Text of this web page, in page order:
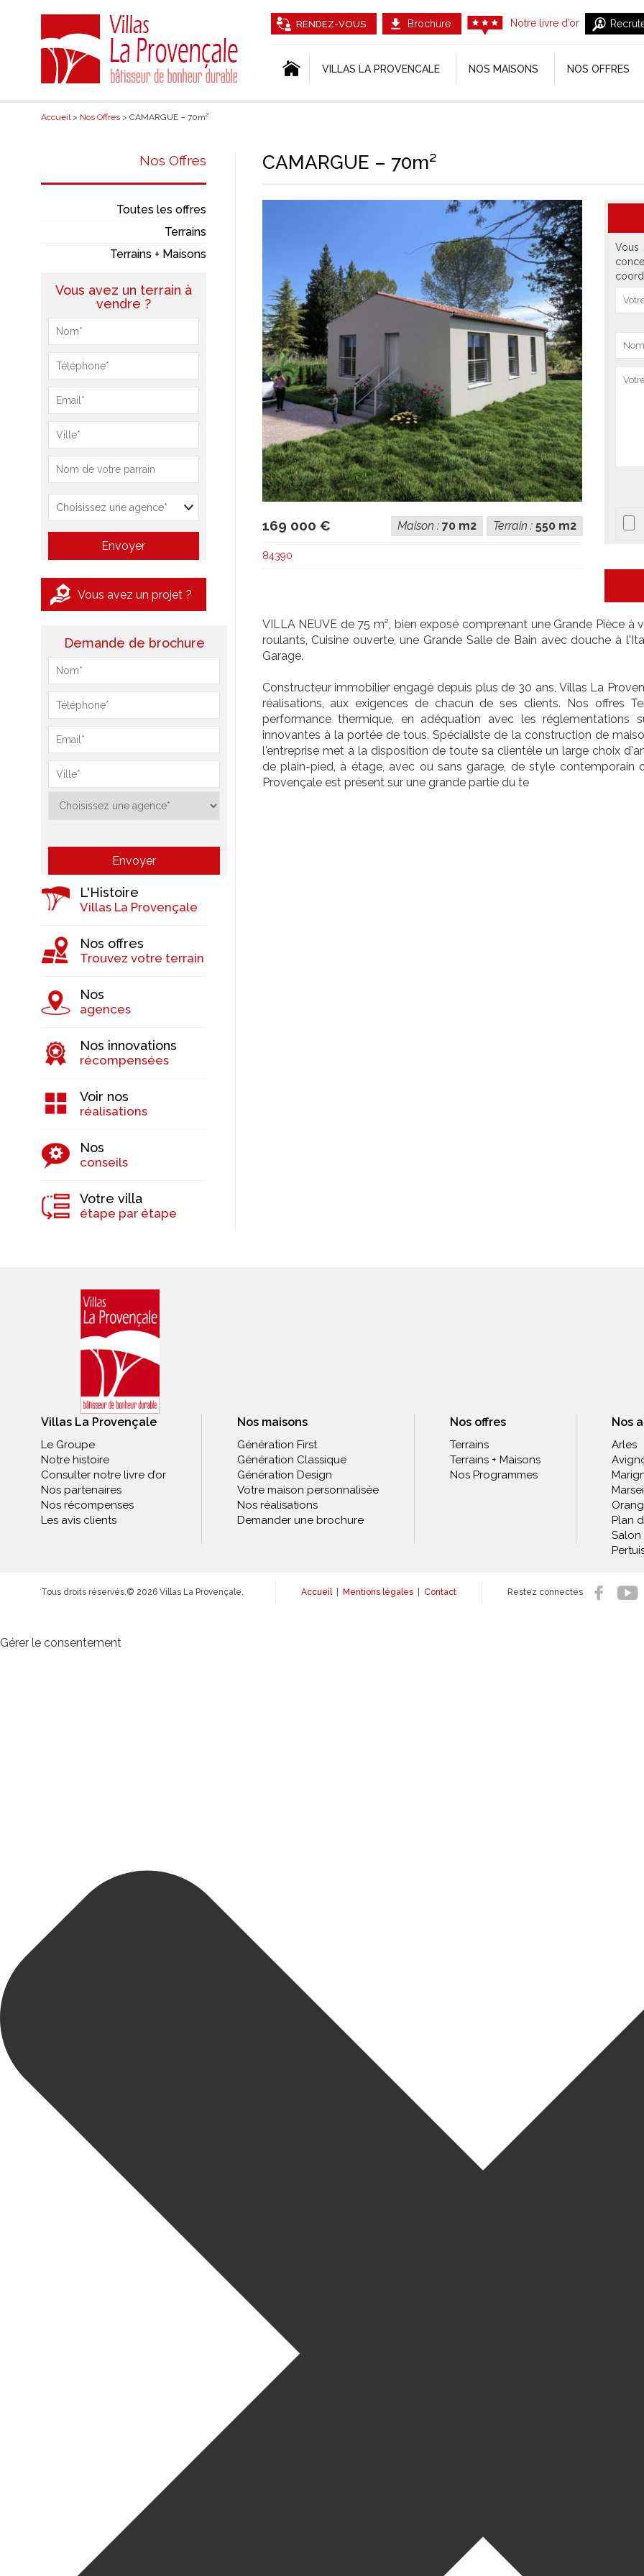
RENDEZ-VOUS Brochure Notre livre d’or
VILLAS LA PROVENCALE NOS MAISONS NOS OFFRES
Accueil> Nos Offres > CAMARGUE – 70m²
CAMARGUE – 70m²
169 000 € Terrain : 550 m2
Maison : 70 m2
84390
Vous
VILLA NEUVE de 75 m², bien exposé comprenant une Grande Pièce
roulants, Cuisine ouverte, une Grande Salle de Bain avec douche à
Garage.
Constructeur immobilier engagé depuis plus de 30 ans, Villas La
réalisations, aux exigences de chacun de ses clients. Nos offres
performance thermique, en adéquation avec les réglementations
innovantes à la portée de tous. Spécialiste de la construction de
l'entreprise met à la disposition de toute sa clientèle un large choix
de plain-pied, à étage, avec ou sans garage, de style contemporain
Provençale est présent sur une grande partie du te
Nos Offres
Toutes les offres
Terrains
Terrains + Maisons
Vous avez un terrain à
vendre ?
Vous avez un projet ?
Demande de brochure
L'Histoire
Villas La Provençale
Nos offres
Trouvez votre terrain
Nos
agences
Nos innovations
récompensées
Voir nos
réalisations
Nos
conseils
Votre villa
étape par étape
Villas La Provençale
Le Groupe
Notre histoire
Consulter notre livre d’or
Nos partenaires
Nos récompenses
Les avis clients
Nos maisons
Génération First
Génération Classique
Génération Design
Votre maison personnalisée
Nos réalisations
Demander une brochure
Nos offres
Terrains
Terrains + Maisons
Nos Programmes
Nos
Arles
Plan
Salon
© 2026 Villas La Provençale.
Tous droits réservés. Accueil| Mentions légales Contact Restez connectés
Gérer le consentement